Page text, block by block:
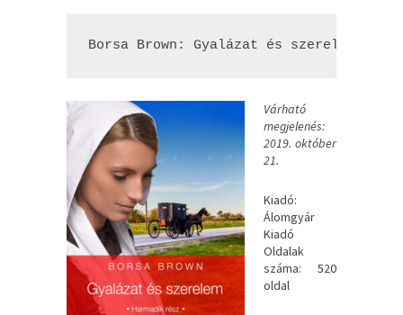
Borsa Brown: Gyalázat és szerelem
Várható
megjelenés:
2019. október
21.
Kiadó:
Álomgyár
Kiadó
Oldalak
száma: 520
oldal